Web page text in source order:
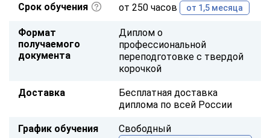
Срок обучения от 250 часов от 1,5 месяца
Формат
получаемого
документа
Диплом о
профессиональной
переподготовке с твердой
корочкой
Доставка
Бесплатная доставка
диплома по всей России
График обучения Свободный